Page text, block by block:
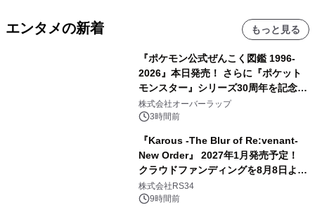
エンタメの新着 もっと見る
『ポケモン公式ぜんこく図鑑 1996-
2026』本日発売！ さらに『ポケット
モンスター』シリーズ30周年を記念し
た画集『ポケットモンスター ビジュア
ルアートブック』の発売決定！ 2026
株式会社オーバーラップ
3時間前
『Karous -The Blur of Re:venant-
New Order』 2027年1月発売予定！
クラウドファンディングを8月8日より
開始
株式会社RS34
9時間前